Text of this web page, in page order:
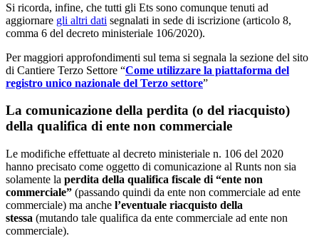
Si ricorda, infine, che tutti gli Ets sono comunque tenuti ad
aggiornare gli altri dati segnalati in sede di iscrizione (articolo 8,
comma 6 del decreto ministeriale 106/2020).
Per maggiori approfondimenti sul tema si segnala la sezione del sito
di Cantiere Terzo Settore “Come utilizzare la piattaforma del
registro unico nazionale del Terzo settore”
La comunicazione della perdita (o del riacquisto)
della qualifica di ente non commerciale
Le modifiche effettuate al decreto ministeriale n. 106 del 2020
hanno precisato come oggetto di comunicazione al Runts non sia
solamente la perdita della qualifica fiscale di “ente non
commerciale” (passando quindi da ente non commerciale ad ente
commerciale) ma anche l’eventuale riacquisto della
stessa (mutando tale qualifica da ente commerciale ad ente non
commerciale).